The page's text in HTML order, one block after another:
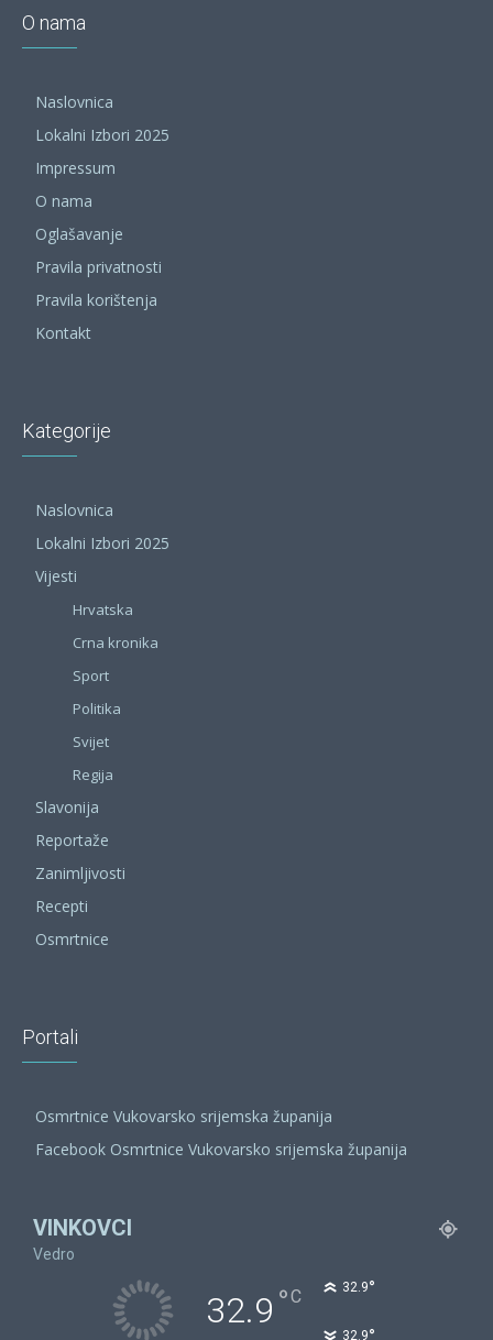
O nama
Naslovnica
Lokalni Izbori 2025
Impressum
O nama
Oglašavanje
Pravila privatnosti
Pravila korištenja
Kontakt
Kategorije
Naslovnica
Lokalni Izbori 2025
Vijesti
Hrvatska
Crna kronika
Sport
Politika
Svijet
Regija
Slavonija
Reportaže
Zanimljivosti
Recepti
Osmrtnice
Portali
Osmrtnice Vukovarsko srijemska županija
Facebook Osmrtnice Vukovarsko srijemska županija
VINKOVCI
Vedro
32.9 °C 32.9°
32.9